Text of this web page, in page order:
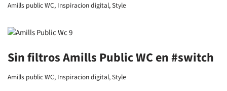
Amills public WC, Inspiracion digital,Style
Sin filtros Amills Public WC en #switch
Amills public WC, Inspiracion digital,Style